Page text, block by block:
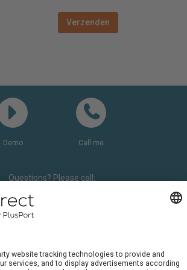
Demo Call me
Questions? Please call:
or send us an email